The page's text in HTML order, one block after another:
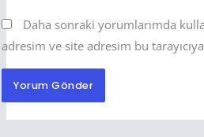
Daha sonraki yorumlarımda
adresim ve site adresim bu